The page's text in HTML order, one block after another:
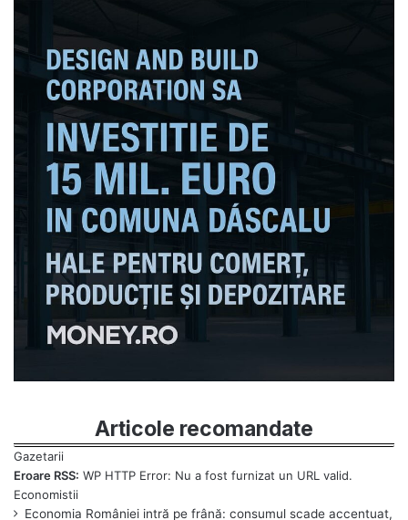
Articole recomandate
Eroare RSS: WP HTTP Error: Nu a fost furnizat un URL valid.
Economia României intră pe frână: consumul scade accentuat,